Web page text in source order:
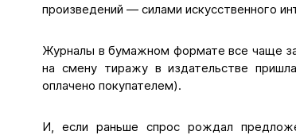
произведений — силами искусственного
Журналы в бумажном формате все чаще
на смену тиражу в издательстве
оплачено покупателем).
И, если раньше спрос рождал